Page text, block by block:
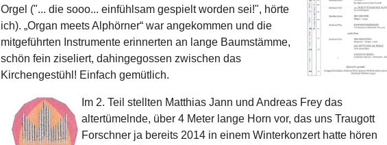
Orgel ("... die sooo... einfühlsam gespielt worden sei!", hörte
ich). „Organ meets Alphörner“ war angekommen und die
mitgeführten Instrumente erinnerten an lange Baumstämme,
schön fein ziseliert, dahingegossen zwischen das
Kirchengestühl! Einfach gemütlich.
Im 2. Teil stellten Matthias Jann und Andreas Frey das
altertümelnde, über 4 Meter lange Horn vor, das uns Traugott
Forschner ja bereits 2014 in einem Winterkonzert hatte hören